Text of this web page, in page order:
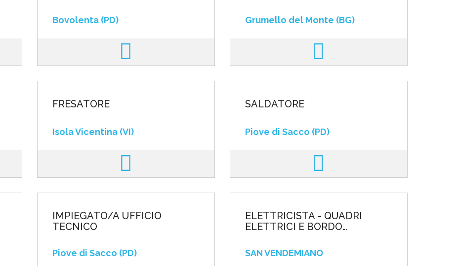
Bovolenta (PD) Grumello del Monte (BG)
FRESATORE
Isola Vicentina (VI)
SALDATORE
Piove di Sacco (PD)
IMPIEGATO/A UFFICIO
TECNICO
Piove di Sacco (PD)
ELETTRICISTA - QUADRI
ELETTRICI E BORDO
SAN VENDEMIANO